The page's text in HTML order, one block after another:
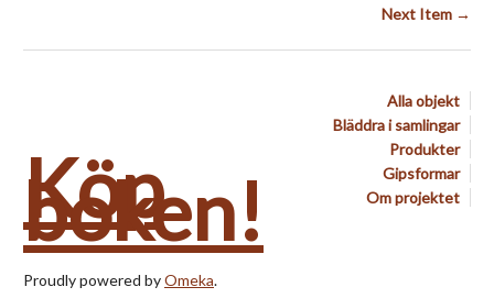
Next Item →
Alla objekt
Bläddra i samlingar
Produkter
Gipsformar
Om projektet
Köp
boken!
Proudly powered byOmeka.